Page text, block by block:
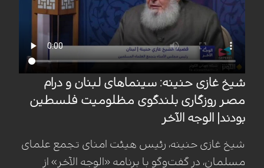
شیخ غازی حنینه: سینماهای لبنان و درام
مصر روزگاری بلندگوی مظلومیت فلسطین
بودند| الوجه الآخر
شیخ غازی حنینه، رئیس هیئت امنای تجمع علمای
مسلمان، در گفت‌وگو با برنامه «الوجه الآخر» از